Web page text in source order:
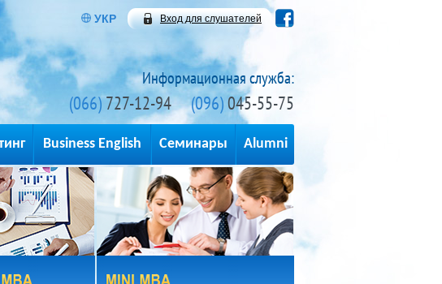
УКР Вход для слушателей
Информационная служба:
(066)727-12-94 (096)045-55-75
Business English Семинары Alumni